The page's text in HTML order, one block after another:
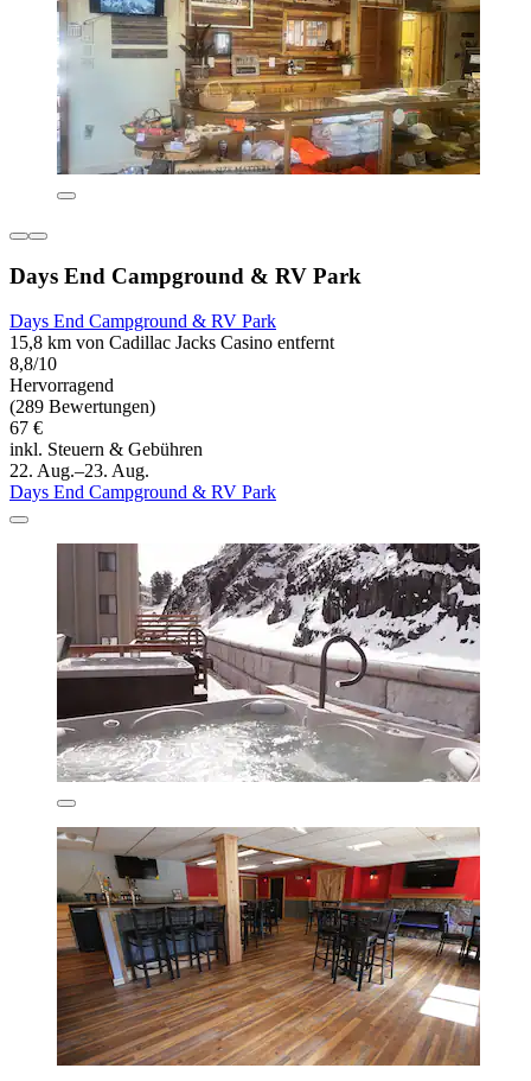
Days End Campground & RV Park
Days End Campground & RV Park
15,8 km von Cadillac Jacks Casino entfernt
8,8/10
Hervorragend
(289 Bewertungen)
67 €
inkl. Steuern & Gebühren
22. Aug.–23. Aug.
Days End Campground & RV Park